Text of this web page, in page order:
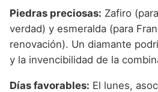
Piedras preciosas: Zafiro
verdad) y esmeralda (para
renovación). Un diamante
y la invencibilidad de la
Días favorables: El lunes,